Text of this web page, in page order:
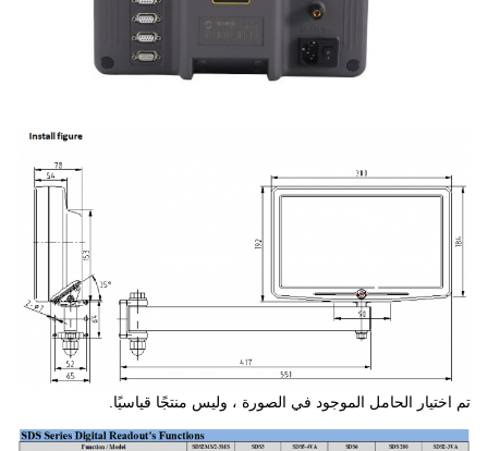
تم اختيار الحامل الموجود في الصورة ، وليس منتجًا قياسيًا.